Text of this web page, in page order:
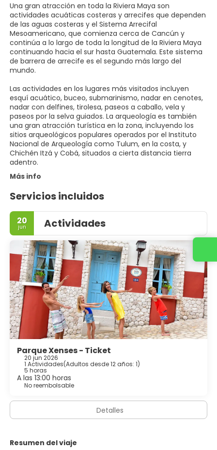
Una gran atracción en toda la Riviera Maya son
actividades acuáticas costeras y arrecifes que dependen
de las aguas costeras y el Sistema Arrecifal
Mesoamericano, que comienza cerca de Cancún y
continúa a lo largo de toda la longitud de la Riviera Maya
continuando hacia el sur hasta Guatemala. Este sistema
de barrera de arrecife es el segundo más largo del
mundo.
Las actividades en los lugares más visitados incluyen
esquí acuático, buceo, submarinismo, nadar en cenotes,
nadar con delfines, tirolesa, paseos a caballo, vela y
paseos por la selva guiados. La arqueología es también
una gran atracción turística en la zona, incluyendo los
sitios arqueológicos populares operados por el Instituto
Nacional de Arqueología como Tulum, en la costa, y
Chichén Itzá y Cobá, situados a cierta distancia tierra
adentro.
Más info
Servicios incluidos
20
jun Actividades
Parque Xenses - Ticket
20 jun 2026
1 Actividades(Adultos desde 12 años: 1)
5 horas
A las 13:00 horas
No reembolsable
Detalles
Resumen del viaje
Contacta con nosotros